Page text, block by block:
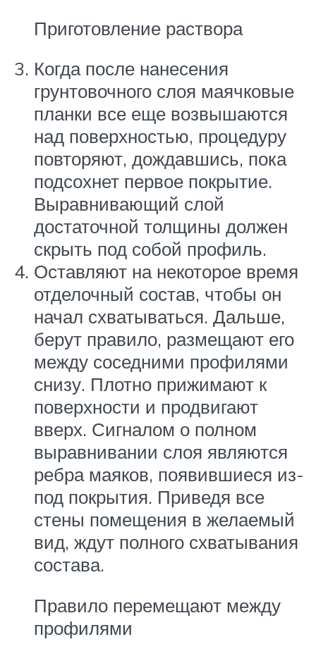
Приготовление раствора
Когда после нанесения
грунтовочного слоя маячковые
планки все еще возвышаются
над поверхностью, процедуру
повторяют, дождавшись, пока
подсохнет первое покрытие.
Выравнивающий слой
достаточной толщины должен
скрыть под собой профиль.
Оставляют на некоторое время
отделочный состав, чтобы он
начал схватываться. Дальше,
берут правило, размещают его
между соседними профилями
снизу. Плотно прижимают к
поверхности и продвигают
вверх. Сигналом о полном
выравнивании слоя являются
ребра маяков, появившиеся из-
под покрытия. Приведя все
стены помещения в желаемый
вид, ждут полного схватывания
состава.
Правило перемещают между
профилями